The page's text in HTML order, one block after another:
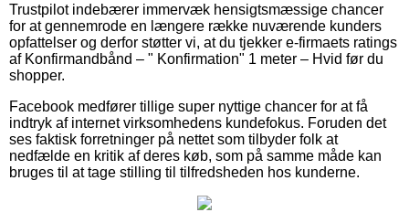
Trustpilot indebærer immervæk hensigtsmæssige chancer
for at gennemrode en længere række nuværende kunders
opfattelser og derfor støtter vi, at du tjekker e-firmaets ratings
af Konfirmandbånd – " Konfirmation" 1 meter – Hvid før du
shopper.
Facebook medfører tillige super nyttige chancer for at få
indtryk af internet virksomhedens kundefokus. Foruden det
ses faktisk forretninger på nettet som tilbyder folk at
nedfælde en kritik af deres køb, som på samme måde kan
bruges til at tage stilling til tilfredsheden hos kunderne.